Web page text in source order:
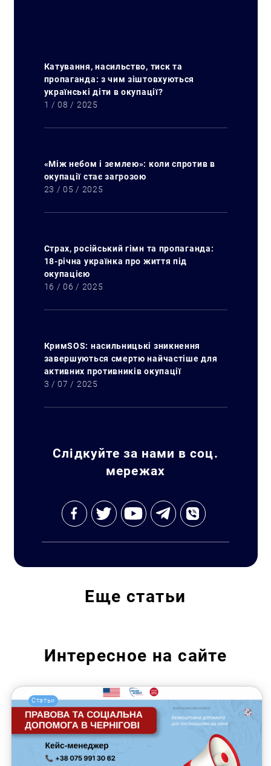
Искать:
Катування, насильство, тиск та
пропаганда: з чим зіштовхуються
українські діти в окупації?
1 / 08 / 2025
«Між небом і землею»: коли спротив в
окупації стає загрозою
23 / 05 / 2025
Страх, російський гімн та пропаганда:
18-річна українка про життя під
окупацією
16 / 06 / 2025
КримSOS: насильницькі зникнення
завершуються смертю найчастіше для
активних противників окупації
3 / 07 / 2025
Слідкуйте за нами в соц.
мережах
Еще статьи
Интересное на сайте
Статьи